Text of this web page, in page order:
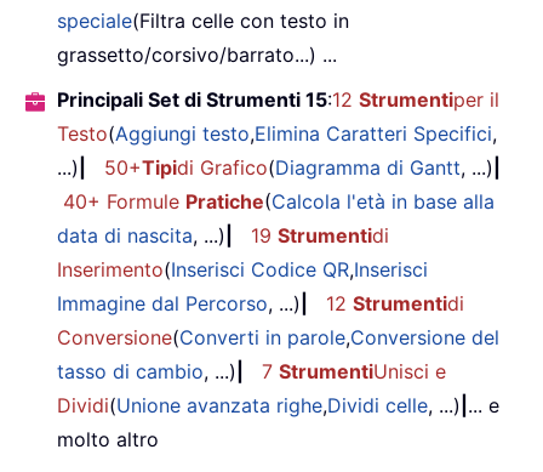
speciale(Filtra celle con testo in
grassetto/corsivo/barrato...) ...
Principali Set di Strumenti 15:12 Strumentiper il
Testo(Aggiungi testo,Elimina Caratteri Specifici,
...)
50+Tipidi Grafico(Diagramma di Gantt, ...)
40+ Formule Pratiche(Calcola l'età in base alla
data di nascita, ...) 19 Strumentidi
Inserimento(Inserisci Codice QR,Inserisci
Immagine dal Percorso, ...) 12 Strumentidi
Conversione(Converti in parole,Conversione del
tasso di cambio, ...) 7 StrumentiUnisci e
Dividi(Unione avanzata righe,Dividi celle, ...) ... e
molto altro